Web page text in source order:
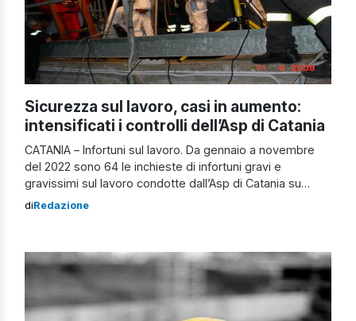
Sicurezza sul lavoro, casi in aumento:
intensificati i controlli dell’Asp di Catania
CATANIA – Infortuni sul lavoro. Da gennaio a novembre
del 2022 sono 64 le inchieste di infortuni gravi e
gravissimi sul lavoro condotte dall’Asp di Catania su
delega dell’Autorità Giudiziaria o in subdelega da parte
diRedazione